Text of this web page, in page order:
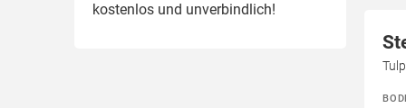
kostenlos und unverbindlich!